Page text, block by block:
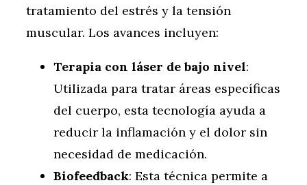
tratamiento del estrés y la tensión
muscular. Los avances incluyen:
Terapia con láser de bajo nivel:
Utilizada para tratar áreas específicas
del cuerpo, esta tecnología ayuda a
reducir la inflamación y el dolor sin
necesidad de medicación.
Biofeedback: Esta técnica permite a